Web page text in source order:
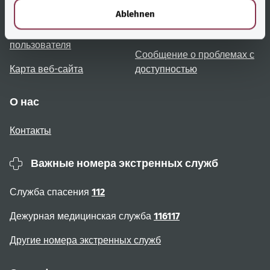
Ablehnen
Обзор тем
Примечания для
пользователя
Карта веб-сайта
Доступность
Сообщение о проблемах с
доступностью
О нас
Контакты
Важные номера экстренных служб
Служба спасения 112
Дежурная медицинская служба 116117
Другие номера экстренных служб